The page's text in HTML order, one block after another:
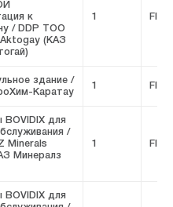
к
/ DDP ТОО
Aktogay (КАЗ
1 FIVE
здание /
Каратау
1 FIVE
BOVIDIX для
/
Minerals
Минералз
1 FIVE
BOVIDIX для